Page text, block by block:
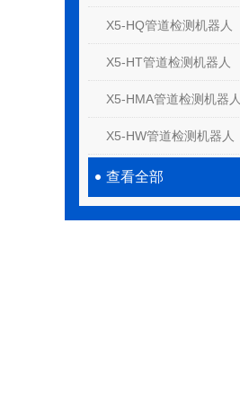
X5-HQ管道检测机器人
X5-HT管道检测机器人
X5-HMA管道检测机器人
X5-HW管道检测机器人
查看全部